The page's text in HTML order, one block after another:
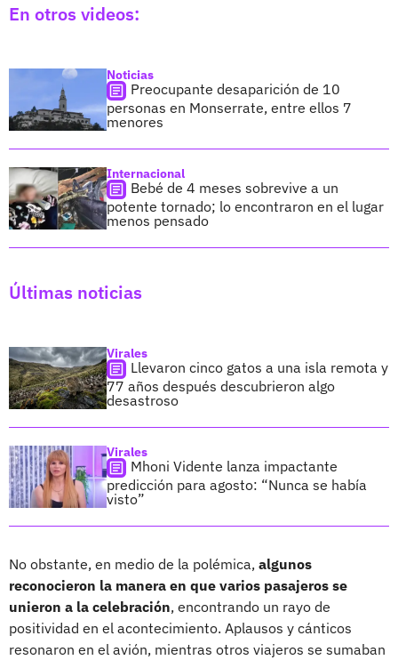
En otros videos:
Noticias
Preocupante desaparición de 10
personas en Monserrate, entre ellos 7
menores
Internacional
Bebé de 4 meses sobrevive a un
potente tornado; lo encontraron en el lugar
menos pensado
Últimas noticias
Virales
Llevaron cinco gatos a una isla remota y
77 años después descubrieron algo
desastroso
Virales
Mhoni Vidente lanza impactante
predicción para agosto: “Nunca se había
visto”
No obstante, en medio de la polémica, algunos
reconocieron la manera en que varios pasajeros se
unieron a la celebración, encontrando un rayo de
positividad en el acontecimiento. Aplausos y cánticos
resonaron en el avión, mientras otros viajeros se sumaban